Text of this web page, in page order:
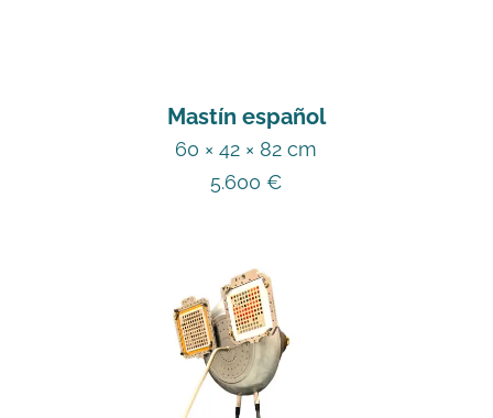
Mastín español
60 × 42 × 82 cm
5.600€